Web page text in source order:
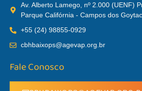
Av. Alberto Lamego, nº 2.000 (UENF)
Parque Califórnia - Campos dos
+55 (24) 98855-0929
cbhbaixops@agevap.org.br
Fale Conosco